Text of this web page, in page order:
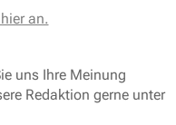
an.
uns Ihre Meinung
Redaktion gerne unter